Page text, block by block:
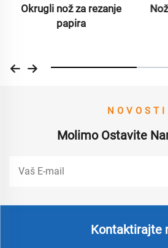
Okrugli nož za rezanje
papira
NOVOSTI
Molimo Ostavite
Kontaktirajte